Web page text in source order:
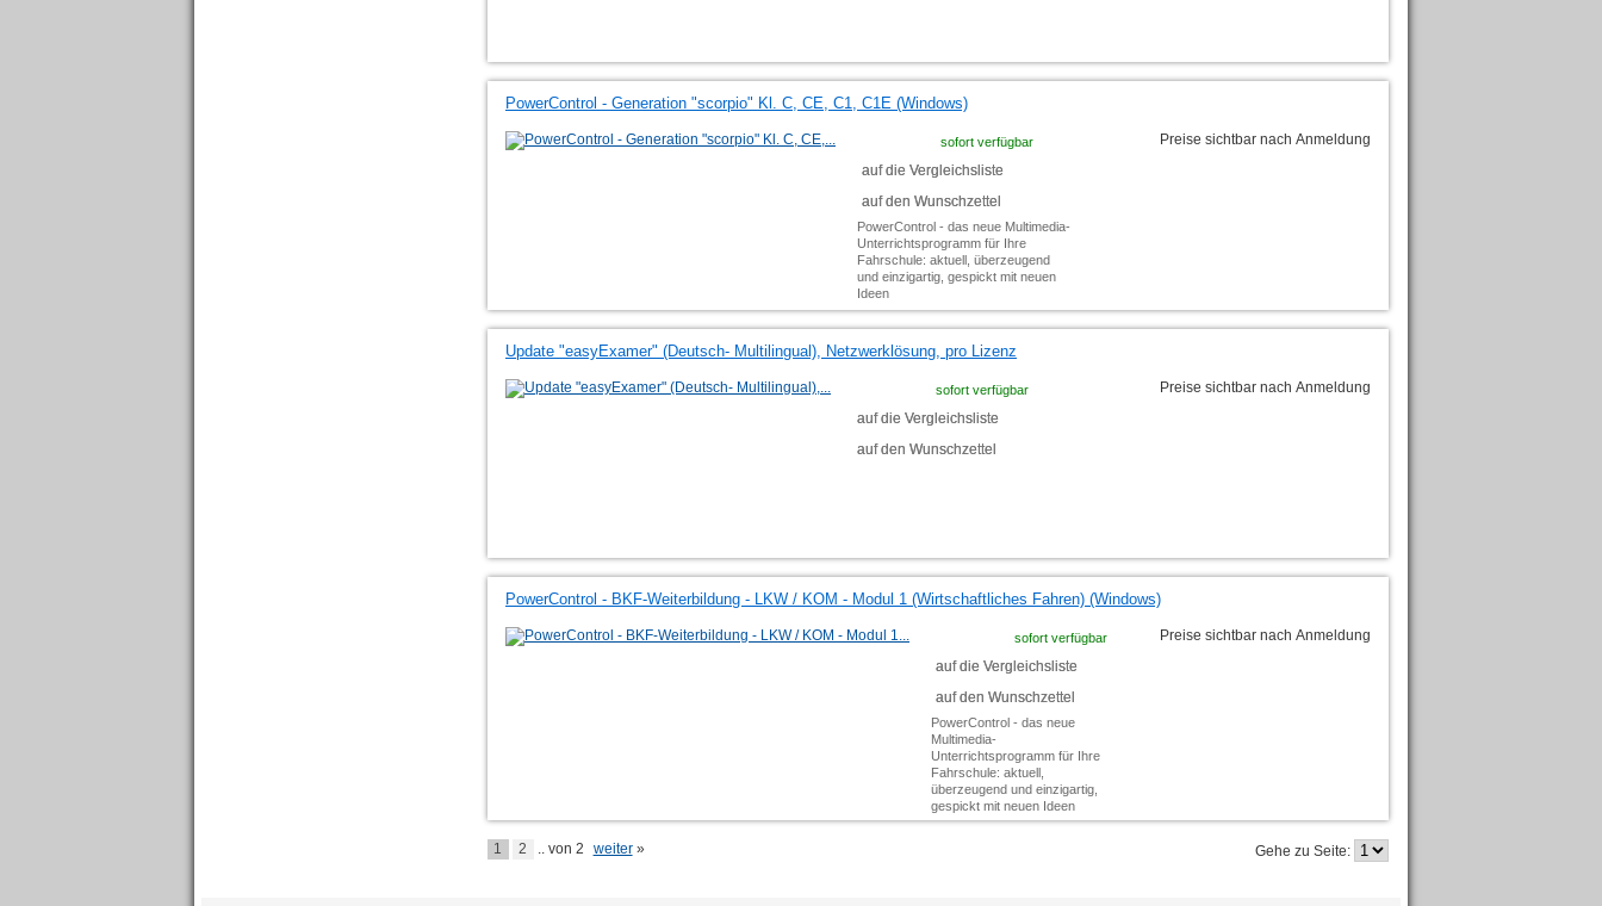
PowerControl - Generation "scorpio" Kl. C, CE, C1, C1E (Windows)
sofort verfügbar
auf die Vergleichsliste
auf den Wunschzettel
PowerControl - das neue Multimedia-
Unterrichtsprogramm für Ihre
Fahrschule: aktuell, überzeugend
und einzigartig, gespickt mit neuen
Ideen
Preise sichtbar nach Anmeldung
Update "easyExamer" (Deutsch- Multilingual), Netzwerklösung, pro Lizenz
sofort verfügbar
auf die Vergleichsliste
auf den Wunschzettel
Preise sichtbar nach Anmeldung
PowerControl - BKF-Weiterbildung - LKW / KOM - Modul 1 (Wirtschaftliches Fahren) (Windows)
sofort verfügbar
auf die Vergleichsliste
auf den Wunschzettel
PowerControl - das neue
Multimedia-
Unterrichtsprogramm für Ihre
Fahrschule: aktuell,
überzeugend und einzigartig,
gespickt mit neuen Ideen
Preise sichtbar nach Anmeldung
1 2 .. von 2 weiter» Gehe zu Seite: